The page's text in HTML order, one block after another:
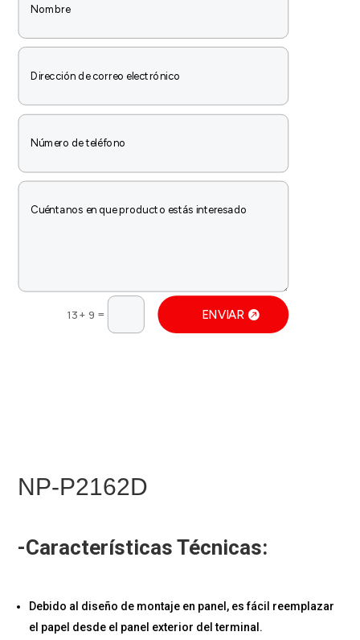
13 + 9 = ENVIAR
NP-P2162D
-Características Técnicas:
Debido al diseño de montaje en panel, es fácil reemplazar
el papel desde el panel exterior del terminal.